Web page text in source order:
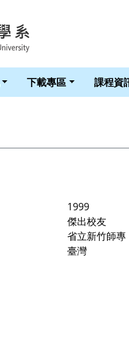
下載專區 課程資
1999
傑出校友
省立新竹師專
臺灣